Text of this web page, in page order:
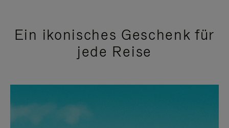
Ein ikonisches Geschenk für
jede Reise